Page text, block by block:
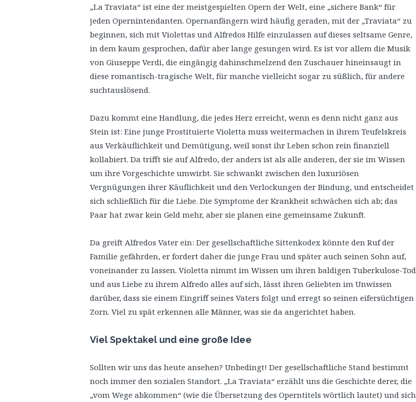
„La Traviata“ ist eine der meistgespielten Opern der Welt, eine „sichere Bank“ für
jeden Opernintendanten. Opernanfängern wird häufig geraden, mit der „Traviata“ zu
beginnen, sich mit Violettas und Alfredos Hilfe einzulassen auf dieses seltsame Genre,
in dem kaum gesprochen, dafür aber lange gesungen wird. Es ist vor allem die Musik
von Giuseppe Verdi, die eingängig dahinschmelzend den Zuschauer hineinsaugt in
diese romantisch-tragische Welt, für manche vielleicht sogar zu süßlich, für andere
suchtauslösend.
Dazu kommt eine Handlung, die jedes Herz erreicht, wenn es denn nicht ganz aus
Stein ist: Eine junge Prostituierte Violetta muss weitermachen in ihrem Teufelskreis
aus Verkäuflichkeit und Demütigung, weil sonst ihr Leben schon rein finanziell
kollabiert. Da trifft sie auf Alfredo, der anders ist als alle anderen, der sie im Wissen
um ihre Vorgeschichte umwirbt. Sie schwankt zwischen den luxuriösen
Vergnügungen ihrer Käuflichkeit und den Verlockungen der Bindung, und entscheidet
sich schließlich für die Liebe. Die Symptome der Krankheit schwächen sich ab; das
Paar hat zwar kein Geld mehr, aber sie planen eine gemeinsame Zukunft.
Da greift Alfredos Vater ein: Der gesellschaftliche Sittenkodex könnte den Ruf der
Familie gefährden, er fordert daher die junge Frau und später auch seinen Sohn auf,
voneinander zu lassen. Violetta nimmt im Wissen um ihren baldigen Tuberkulose-Tod
und aus Liebe zu ihrem Alfredo alles auf sich, lässt ihren Geliebten im Unwissen
darüber, dass sie einem Eingriff seines Vaters folgt und erregt so seinen eifersüchtigen
Zorn. Viel zu spät erkennen alle Männer, was sie da angerichtet haben.
Viel Spektakel und eine große Idee
Sollten wir uns das heute ansehen? Unbedingt! Der gesellschaftliche Stand bestimmt
noch immer den sozialen Standort. „La Traviata“ erzählt uns die Geschichte derer, die
„vom Wege abkommen“ (wie die Übersetzung des Operntitels wörtlich lautet) und sich